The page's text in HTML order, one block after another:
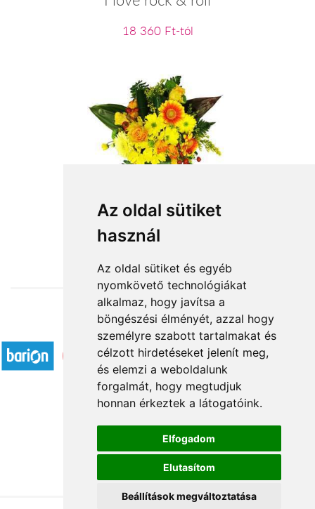
Az oldal sütiket
használ
Az oldal sütiket és egyéb
nyomkövető technológiákat
alkalmaz, hogy javítsa a
böngészési élményét, azzal hogy
személyre szabott tartalmakat és
célzott hirdetéseket jelenít meg,
és elemzi a weboldalunk
forgalmát, hogy megtudjuk
honnan érkeztek a látogatóink.
Elfogadom
Elutasítom
Beállítások megváltoztatása
18 360 Ft-tól
Napocska
23 200 Ft-tól
Elfogadott fizetési módok
Á.SZ.F.
Impresszum
Adatkezelési tájékoztató